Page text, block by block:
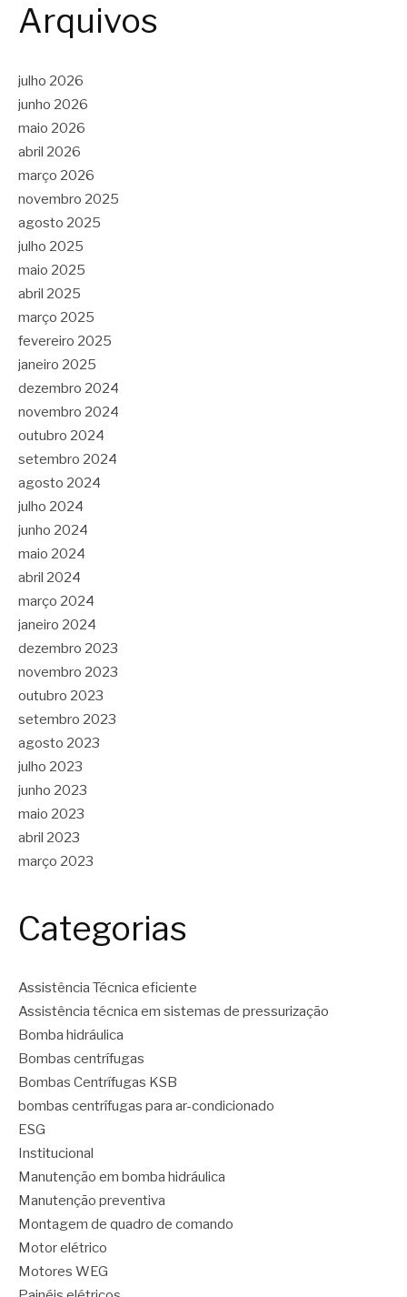
Arquivos
julho 2026
junho 2026
maio 2026
abril 2026
março 2026
novembro 2025
agosto 2025
julho 2025
maio 2025
abril 2025
março 2025
fevereiro 2025
janeiro 2025
dezembro 2024
novembro 2024
outubro 2024
setembro 2024
agosto 2024
julho 2024
junho 2024
maio 2024
abril 2024
março 2024
janeiro 2024
dezembro 2023
novembro 2023
outubro 2023
setembro 2023
agosto 2023
julho 2023
junho 2023
maio 2023
abril 2023
março 2023
Categorias
Assistência Técnica eficiente
Assistência técnica em sistemas de pressurização
Bomba hidráulica
Bombas centrífugas
Bombas Centrífugas KSB
bombas centrífugas para ar-condicionado
ESG
Institucional
Manutenção em bomba hidráulica
Manutenção preventiva
Montagem de quadro de comando
Motor elétrico
Motores WEG